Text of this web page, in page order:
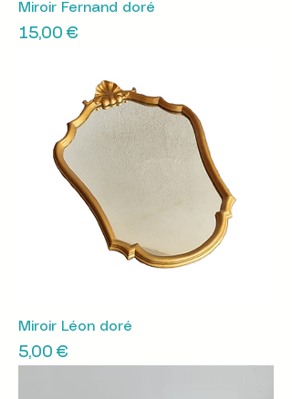
Miroir Fernand doré
Prix
15,00 €
Miroir Léon doré
Prix
5,00 €